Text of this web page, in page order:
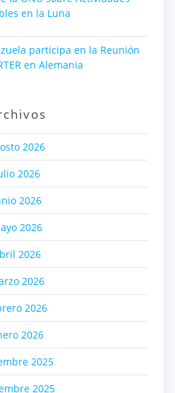
en la Luna
participa en la Reunión
en Alemania
2026
2026
2026
2026
2026
2026
2026
2026
2025
2025